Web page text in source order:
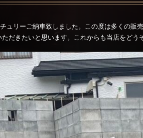
リーご納車致しました。この度は多くの販
ただきたいと思います。これからも当店をど